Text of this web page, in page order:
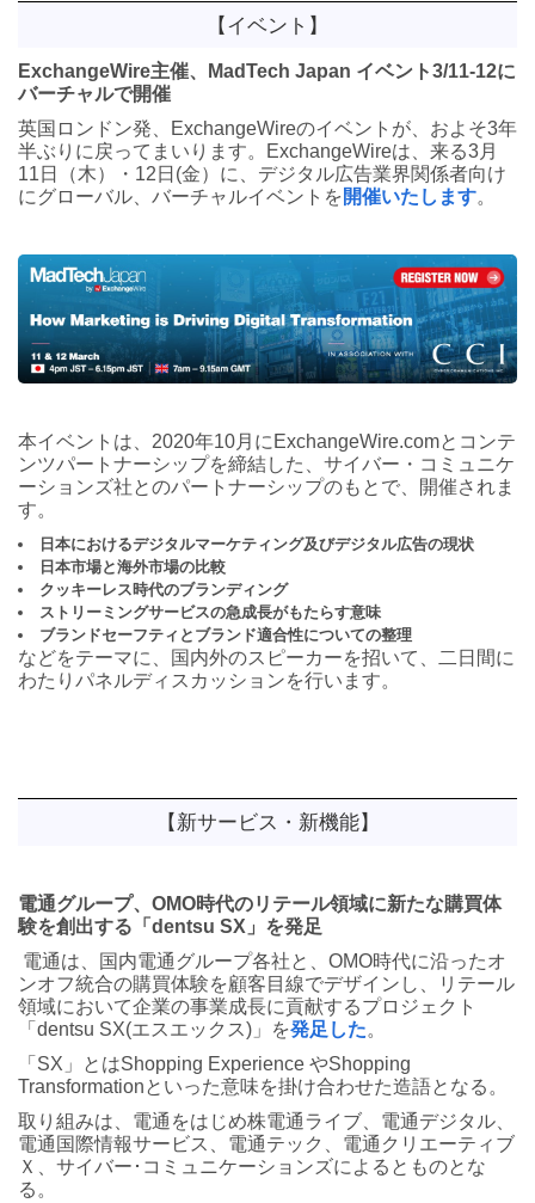
【イベント】
ExchangeWire主催、MadTech Japan イベント3/11-12に
バーチャルで開催
英国ロンドン発、ExchangeWireのイベントが、およそ3年
半ぶりに戻ってまいります。ExchangeWireは、来る3月
11日（木）・12日(金）に、デジタル広告業界関係者向け
にグローバル、バーチャルイベントを開催いたします。
本イベントは、2020年10月にExchangeWire.comとコンテ
ンツパートナーシップを締結した、サイバー・コミュニケ
ーションズ社とのパートナーシップのもとで、開催されま
す。
日本におけるデジタルマーケティング及びデジタル広告の現状
日本市場と海外市場の比較
クッキーレス時代のブランディング
ストリーミングサービスの急成長がもたらす意味
ブランドセーフティとブランド適合性についての整理
などをテーマに、国内外のスピーカーを招いて、二日間に
わたりパネルディスカッションを行います。
【新サービス・新機能】
電通グループ、OMO時代のリテール領域に新たな購買体
験を創出する「dentsu SX」を発足
電通は、国内電通グループ各社と、OMO時代に沿ったオ
ンオフ統合の購買体験を顧客目線でデザインし、リテール
領域において企業の事業成長に貢献するプロジェクト
「dentsu SX(エスエックス)」を発足した。
「SX」とはShopping Experience やShopping
Transformationといった意味を掛け合わせた造語となる。
取り組みは、電通をはじめ株電通ライブ、電通デジタル、
電通国際情報サービス、電通テック、電通クリエーティブ
Ｘ、サイバー･コミュニケーションズによるとものとな
る。